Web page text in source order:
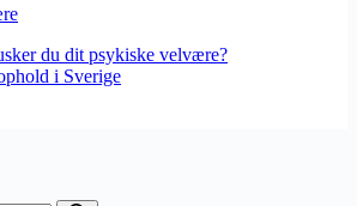
du dit psykiske velvære?
i Sverige